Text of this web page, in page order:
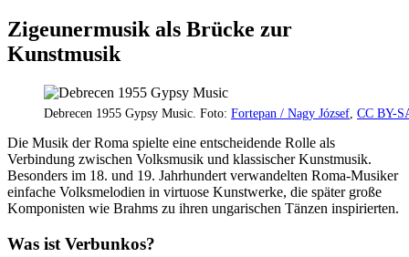
Zigeunermusik als Brücke zur
Kunstmusik
Debrecen 1955 Gypsy Music. Foto: Fortepan / Nagy József CC BY-
Die Musik der Roma spielte eine entscheidende Rolle als
Verbindung zwischen Volksmusik und klassischer Kunstmusik.
Besonders im 18. und 19. Jahrhundert verwandelten Roma-Musiker
einfache Volksmelodien in virtuose Kunstwerke, die später große
Komponisten wie Brahms zu ihren ungarischen Tänzen inspirierten.
Was ist Verbunkos?